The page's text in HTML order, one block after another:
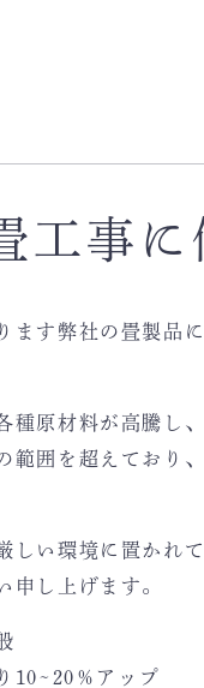
工事
ます弊社の畳製品
種原材料が高騰し
範囲を超えており
しい環境に置かれ
申し上げます。
10~20％アップ